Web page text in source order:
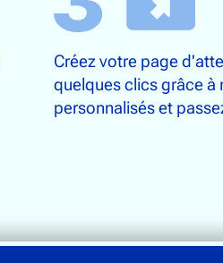
Créez votre page
quelques clics grâce à
personnalisés et